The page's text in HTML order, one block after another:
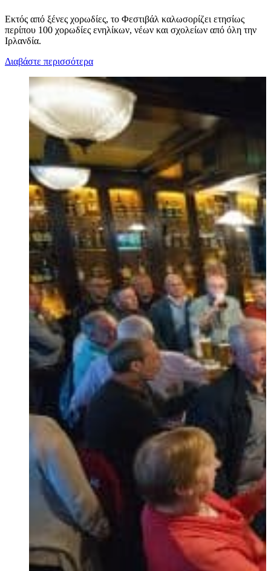
Εκτός από ξένες χορωδίες, το Φεστιβάλ καλωσορίζει ετησίως
περίπου 100 χορωδίες ενηλίκων, νέων και σχολείων από όλη την
Ιρλανδία.
Διαβάστε περισσότερα